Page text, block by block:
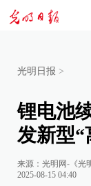
光明日报 >
锂电池
发新型“
来源： 光明网-《光
2025-08-15 04:40